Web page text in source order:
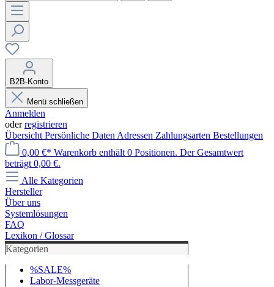
B2B-Konto
Menü schließen
Anmelden
oderregistrieren
Übersicht Persönliche Daten Adressen Zahlungsarten Bestellungen
0,00 €* Warenkorb enthält 0 Positionen. Der Gesamtwert
beträgt 0,00 €.
Alle Kategorien
Hersteller
Über uns
Systemlösungen
FAQ
Lexikon / Glossar
Kategorien
%SALE%
Labor-Messgeräte